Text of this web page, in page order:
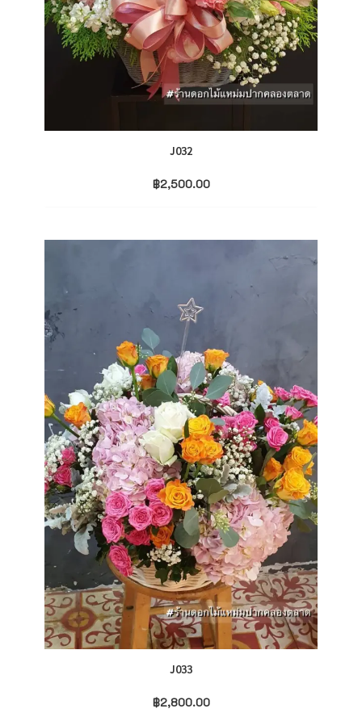
J032
฿2,500.00
J033
฿2,800.00